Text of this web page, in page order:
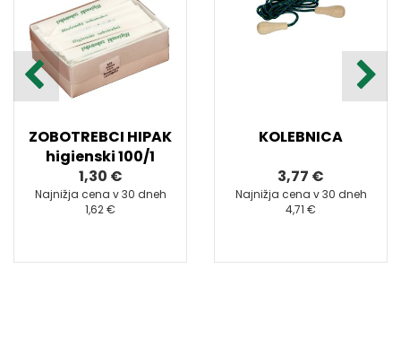
ZOBOTREBCI HIPAK
higienski 100/1
1,30 €
Najnižja cena v 30 dneh
1,62 €
KOLEBNICA
3,77 €
Najnižja cena v 30 dneh
4,71 €